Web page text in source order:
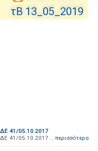
τΒ 13_05_2019
41/05.10.2017
41/05.10.2017 … περισσότερα